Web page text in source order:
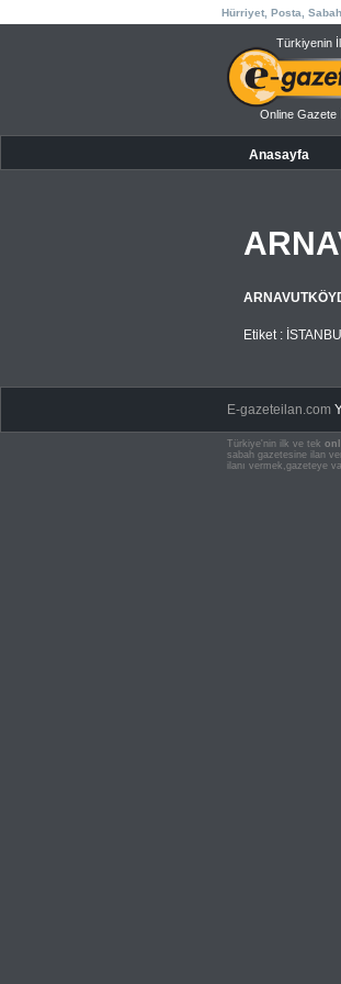
Hürriyet, Posta,
Türkiyenin
Online Gazete
Anasayfa
Etiket :
E-gazeteilan.com
Türkiye'nin ilk ve tek
sabah gazetesine ilan
ilanı vermek,gazeteye